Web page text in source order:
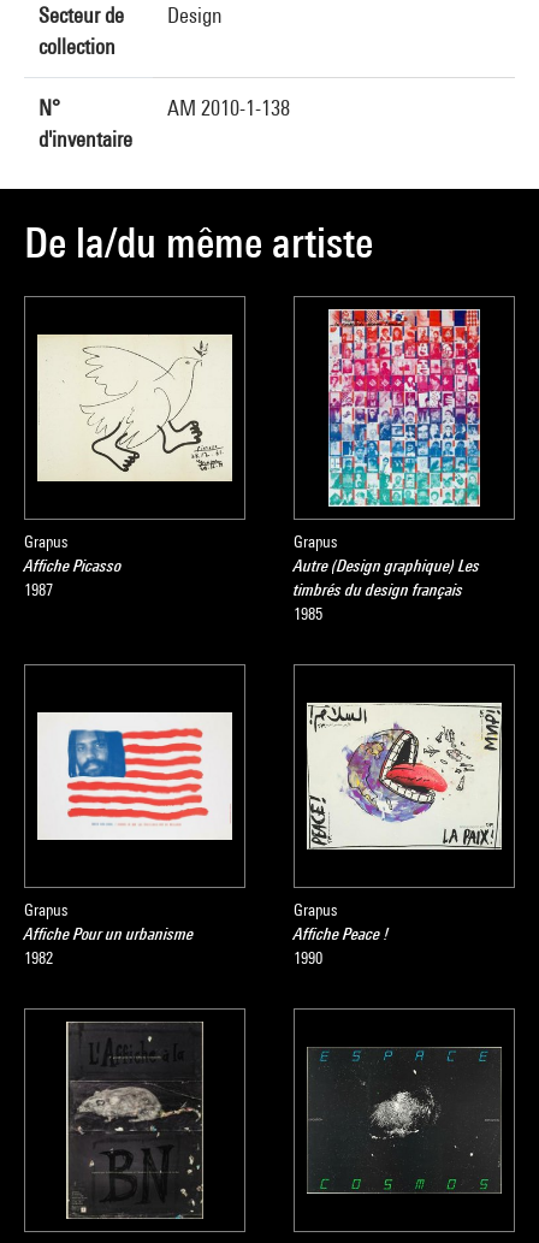
Secteur de
collection
Design
N°
d'inventaire
AM 2010-1-138
De la/du même artiste
Grapus
Affiche Picasso
1987
Grapus
Autre (Design graphique) Les
timbrés du design français
1985
Grapus
Affiche Pour un urbanisme
1982
Grapus
Affiche Peace !
1990